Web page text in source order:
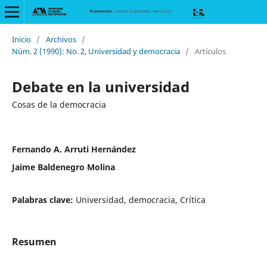
Inicio / Archivos /
Núm. 2 (1990): No. 2, Universidad y democracia / Artículos
Debate en la universidad
Cosas de la democracia
Fernando A. Arruti Hernández
Jaime Baldenegro Molina
Palabras clave: Universidad, democracia, Crítica
Resumen